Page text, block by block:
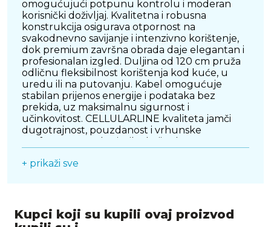
omogućujući potpunu kontrolu i moderan
korisnički doživljaj. Kvalitetna i robusna
konstrukcija osigurava otpornost na
svakodnevno savijanje i intenzivno korištenje,
dok premium završna obrada daje elegantan i
profesionalan izgled. Duljina od 120 cm pruža
odličnu fleksibilnost korištenja kod kuće, u
uredu ili na putovanju. Kabel omogućuje
stabilan prijenos energije i podataka bez
prekida, uz maksimalnu sigurnost i
učinkovitost. CELLULARLINE kvaliteta jamči
dugotrajnost, pouzdanost i vrhunske
premium izvedbi.
+ prikaži sve
Kupci koji su kupili ovaj proizvod